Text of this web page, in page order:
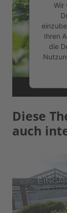
Wir
Ihren
die
Diese
auch